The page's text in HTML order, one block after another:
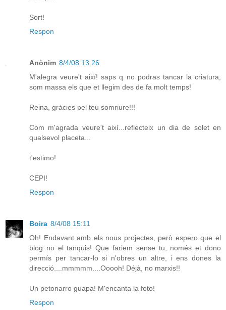
Sort!
Respon
Anònim 8/4/08 13:26
M'alegra veure't així! saps q no podras tancar la criatura,
som massa els que et llegim des de fa molt temps!
Reina, gràcies pel teu somriure!!!
Com m'agrada veure't així...reflecteix un dia de solet en
qualsevol placeta...
t'estimo!
CEPI!
Respon
Boira 8/4/08 15:11
Oh! Endavant amb els nous projectes, però espero que el
blog no el tanquis! Que fariem sense tu, només et dono
permís per tancar-lo si n'obres un altre, i ens dones la
direcció....mmmmm....Ooooh! Déjà, no marxis!!
Un petonarro guapa! M'encanta la foto!
Respon